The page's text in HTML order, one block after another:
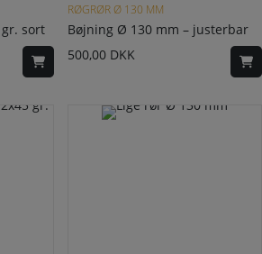
sort
RØGRØR Ø 130 MM
Bøjning Ø 130 mm – justerbar
500,00 DKK